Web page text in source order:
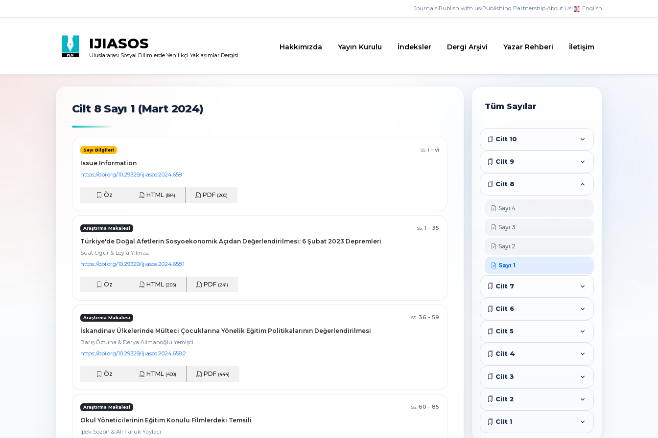
Journals•Publish with us•Publishing Partnership•About Us• English
IJIASOS
Uluslararası Sosyal Bilimlerde Yenilikçi Yaklaşımlar Dergisi
Hakkımızda Yayın Kurulu İndeksler Dergi Arşivi Yazar Rehberi İletişim
Cilt 8 Sayı 1 (Mart 2024)
Sayı Bilgileri ss. i - vi
Issue Information
https://doi.org/10.29329/ijiasos.2024.658
Öz HTML (184) PDF (200)
Araştırma Makalesi ss. 1 - 35
Türkiye'de Doğal Afetlerin Sosyoekonomik Açıdan Değerlendirilmesi: 6 Şubat 2023 Depremleri
Suat Uğur & Leyla Yılmaz
https://doi.org/10.29329/ijiasos.2024.658.1
Öz HTML (205) PDF (241)
Araştırma Makalesi ss. 36 - 59
İskandinav Ülkelerinde Mülteci Çocuklarına Yönelik Eğitim Politikalarının Değerlendirilmesi
Barış Öztuna & Derya Alimanoğlu Yemişci
https://doi.org/10.29329/ijiasos.2024.658.2
Öz HTML (400) PDF (444)
Araştırma Makalesi ss. 60 - 85
Okul Yöneticilerinin Eğitim Konulu Filmlerdeki Temsili
İpek Sözbir & Ali Faruk Yaylacı
Tüm Sayılar
Cilt 10
Cilt 9
Cilt 8
Sayı 4
Sayı 3
Sayı 2
Sayı 1
Cilt 7
Cilt 6
Cilt 5
Cilt 4
Cilt 3
Cilt 2
Cilt 1